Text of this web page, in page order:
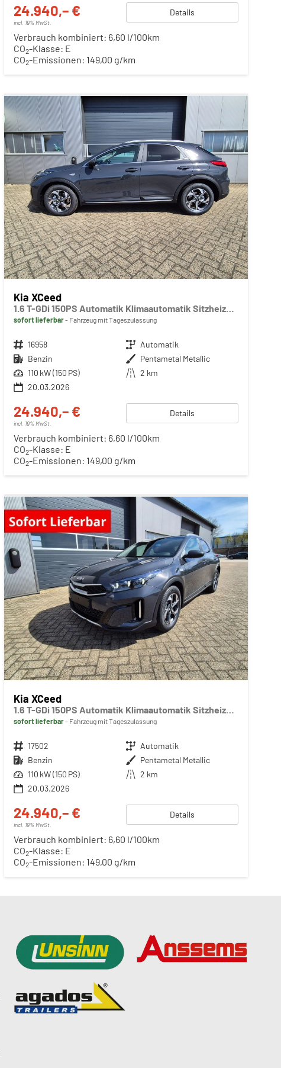
24.940,– €
incl. 19% MwSt.
Details
Verbrauch kombiniert: 6,60 l/100km
CO2-Klasse: E
CO2-Emissionen: 149,00 g/km
Kia XCeed
1.6 T-GDi 150PS Automatik Klimaautomatik Sitzheizung Lenkradheizung Navi PDC Rückf.Kamera abged.Scheiben Apple CarPlay Android Auto
sofort lieferbar Fahrzeug mit Tageszulassung
Fahrzeugnr. 16958 Getriebe Automatik
Kraftstoff Benzin Außenfarbe Pentametal Metallic
Leistung 110 kW (150 PS) Kilometerstand 2 km
20.03.2026
24.940,– €
incl. 19% MwSt.
Details
Verbrauch kombiniert: 6,60 l/100km
CO2-Klasse: E
CO2-Emissionen: 149,00 g/km
Kia XCeed
1.6 T-GDi 150PS Automatik Klimaautomatik Sitzheizung Lenkradheizung Navi PDC Rückf.Kamera abged.Scheiben Apple CarPlay Android Auto
sofort lieferbar Fahrzeug mit Tageszulassung
Fahrzeugnr. 17502 Getriebe Automatik
Kraftstoff Benzin Außenfarbe Pentametal Metallic
Leistung 110 kW (150 PS) Kilometerstand 2 km
20.03.2026
24.940,– €
incl. 19% MwSt.
Details
Verbrauch kombiniert: 6,60 l/100km
CO2-Klasse: E
CO2-Emissionen: 149,00 g/km